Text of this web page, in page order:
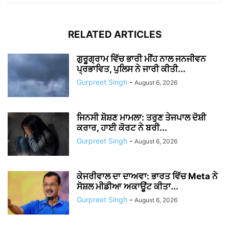
RELATED ARTICLES
ਗੁਰੂਗ੍ਰਾਮ ਵਿੱਚ ਭਾਰੀ ਮੀਂਹ ਨਾਲ ਜਨਜੀਵਨ
ਪ੍ਰਭਾਵਿਤ, ਪੁਲਿਸ ਨੇ ਜਾਰੀ ਕੀਤੀ...
Gurpreet Singh - August 6, 2026
ਜਿਨਸੀ ਸ਼ੋਸ਼ਣ ਮਾਮਲਾ: ਤਰੁਣ ਤੇਜਪਾਲ ਦੋਸ਼ੀ
ਕਰਾਰ, ਹਾਈ ਕੋਰਟ ਨੇ ਬਰੀ...
Gurpreet Singh - August 6, 2026
ਕੇਜਰੀਵਾਲ ਦਾ ਦਾਅਵਾ: ਭਾਰਤ ਵਿੱਚ Meta ਨੇ
ਸੋਸ਼ਲ ਮੀਡੀਆ ਅਕਾਊਂਟ ਕੀਤਾ...
Gurpreet Singh - August 6, 2026